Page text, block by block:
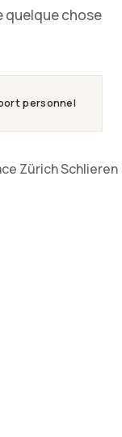
quelque chose
personnel